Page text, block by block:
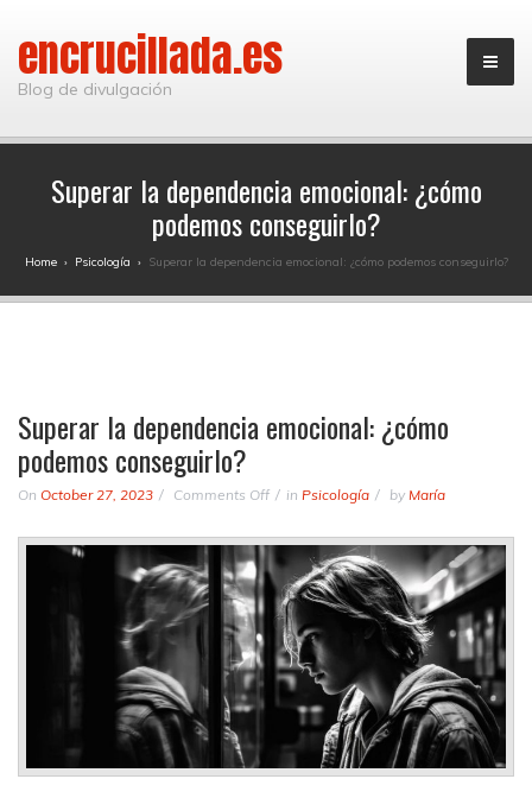
encrucillada.es
Blog de divulgación
Superar la dependencia emocional: ¿cómo
podemos conseguirlo?
Home› Psicología › Superar la dependencia emocional: ¿cómo podemos conseguirlo?
Superar la dependencia emocional: ¿cómo
podemos conseguirlo?
On October 27, 2023 Comments Offon
la
dependencia
emocional:
¿cómo
podemos
conseguirlo?
in Psicología by María